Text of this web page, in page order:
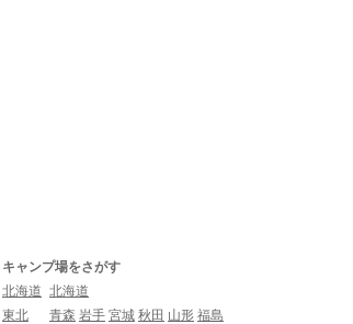
キャンプ場をさがす
北海道 北海道
東北
青森 岩手 宮城 秋田 山形 福島